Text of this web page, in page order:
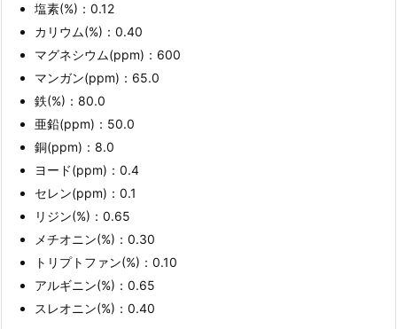
塩素(%)：0.12
カリウム(%)：0.40
マグネシウム(ppm)：600
マンガン(ppm)：65.0
鉄(%)：80.0
亜鉛(ppm)：50.0
銅(ppm)：8.0
ヨード(ppm)：0.4
セレン(ppm)：0.1
リジン(%)：0.65
メチオニン(%)：0.30
トリプトファン(%)：0.10
アルギニン(%)：0.65
スレオニン(%)：0.40